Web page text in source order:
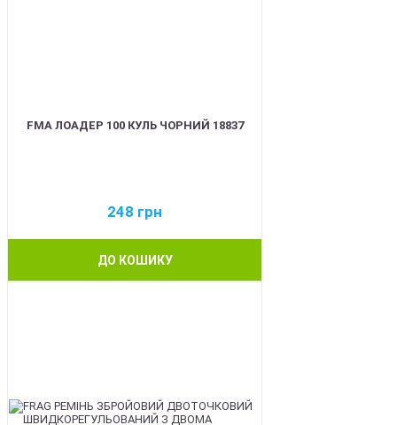
FMA ЛОАДЕР 100 КУЛЬ ЧОРНИЙ 18837
248 грн
ДО КОШИКУ